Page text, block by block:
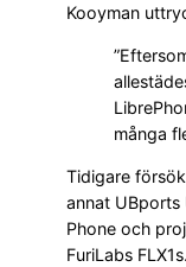
Kooyman
många
Tidigare
annat UBports
Phone och
FuriLabs